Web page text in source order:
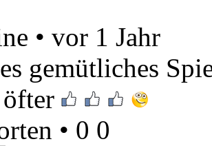
• vor 1 Jahr
gemütliches
• 0 0